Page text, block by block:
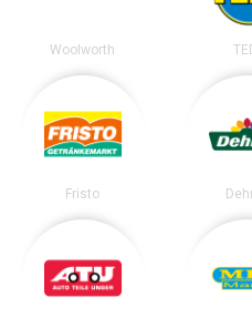
Woolworth
Fristo